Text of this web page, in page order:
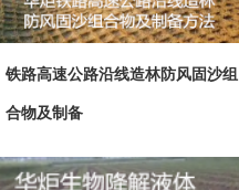
铁路高速公路沿线造林防风固沙组
合物及制备